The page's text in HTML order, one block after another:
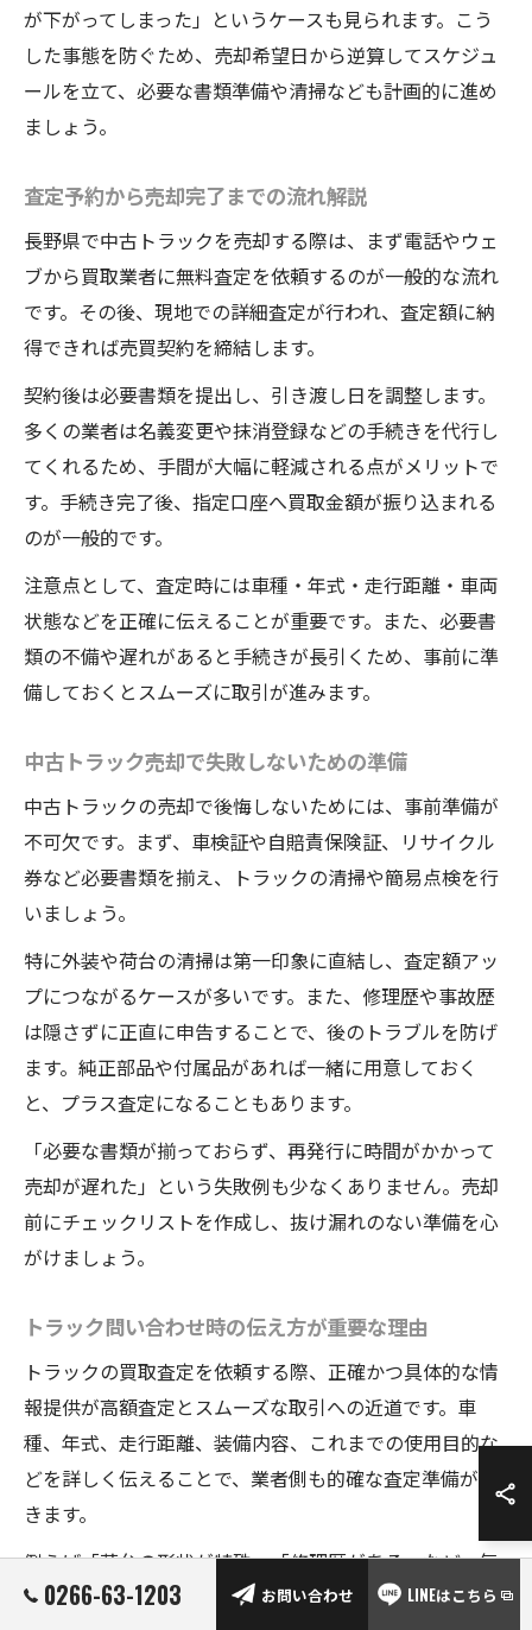
が下がってしまった」というケースも見られます。こう
した事態を防ぐため、売却希望日から逆算してスケジュ
ールを立て、必要な書類準備や清掃なども計画的に進め
ましょう。
査定予約から売却完了までの流れ解説
長野県で中古トラックを売却する際は、まず電話やウェ
ブから買取業者に無料査定を依頼するのが一般的な流れ
です。その後、現地での詳細査定が行われ、査定額に納
得できれば売買契約を締結します。
契約後は必要書類を提出し、引き渡し日を調整します。
多くの業者は名義変更や抹消登録などの手続きを代行し
てくれるため、手間が大幅に軽減される点がメリットで
す。手続き完了後、指定口座へ買取金額が振り込まれる
のが一般的です。
注意点として、査定時には車種・年式・走行距離・車両
状態などを正確に伝えることが重要です。また、必要書
類の不備や遅れがあると手続きが長引くため、事前に準
備しておくとスムーズに取引が進みます。
中古トラック売却で失敗しないための準備
中古トラックの売却で後悔しないためには、事前準備が
不可欠です。まず、車検証や自賠責保険証、リサイクル
券など必要書類を揃え、トラックの清掃や簡易点検を行
いましょう。
特に外装や荷台の清掃は第一印象に直結し、査定額アッ
プにつながるケースが多いです。また、修理歴や事故歴
は隠さずに正直に申告することで、後のトラブルを防げ
ます。純正部品や付属品があれば一緒に用意しておく
と、プラス査定になることもあります。
「必要な書類が揃っておらず、再発行に時間がかかって
売却が遅れた」という失敗例も少なくありません。売却
前にチェックリストを作成し、抜け漏れのない準備を心
がけましょう。
トラック問い合わせ時の伝え方が重要な理由
トラックの買取査定を依頼する際、正確かつ具体的な情
報提供が高額査定とスムーズな取引への近道です。車
種、年式、走行距離、装備内容、これまでの使用目的な
どを詳しく伝えることで、業者側も的確な査定準備がで
きます。
例えば「荷台の形状が特殊」「修理歴がある」など、気
になる点はあらかじめ説明しましょう。実際に「電話で
0266-63-1203 お問い合わせ LINEはこちら